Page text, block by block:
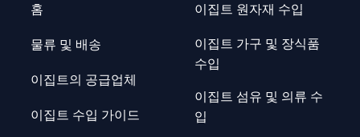
홈
물류 및 배송
이집트의 공급업체
이집트 수입 가이드
이집트 원자재 수입
이집트 가구 및 장식품
수입
이집트 섬유 및 의류 수
입